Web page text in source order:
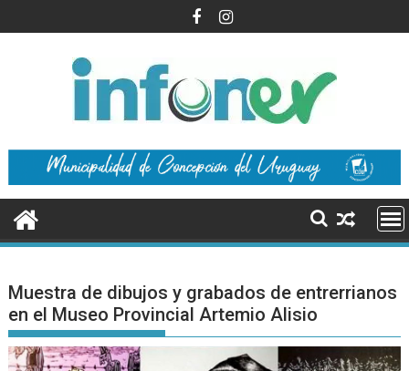
al
Muestra de dibujos y grabados de entrerrianos
en el Museo Provincial Artemio Alisio